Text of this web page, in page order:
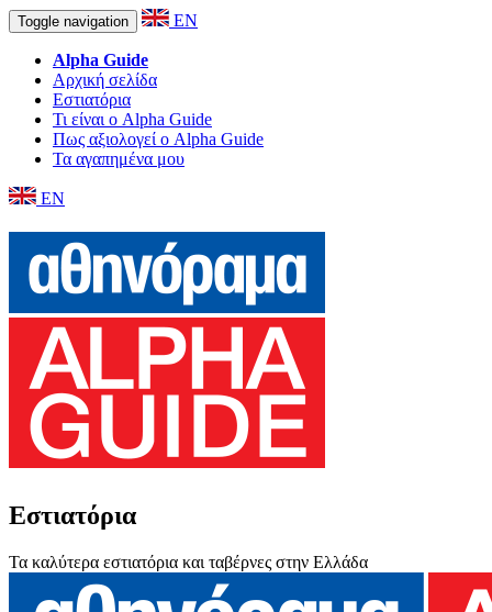
Toggle navigation EN
Alpha Guide
Αρχική σελίδα
Εστιατόρια
Τι είναι ο Alpha Guide
Πως αξιολογεί ο Alpha Guide
Τα αγαπημένα μου
EN
Εστιατόρια
Τα καλύτερα εστιατόρια και ταβέρνες στην Ελλάδα